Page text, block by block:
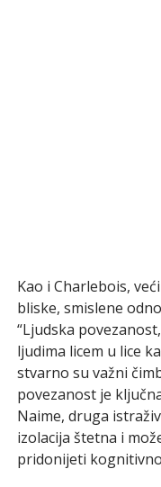
Kao i Charlebois,
bliske, smislene
“Ljudska
ljudima licem u lice
stvarno su važni
povezanost je
Naime, druga
izolacija štetna i
pridonijeti